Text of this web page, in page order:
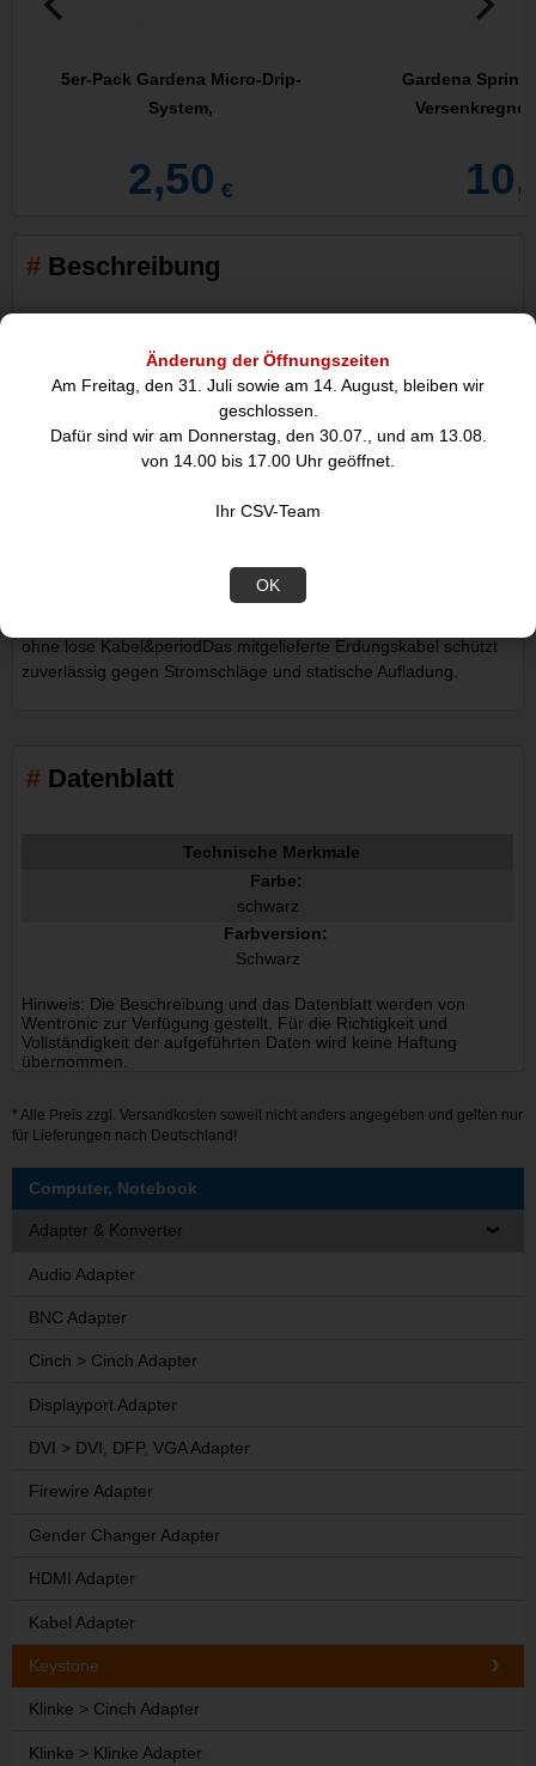
Änderung der Öffnungszeiten
Am Freitag, den 31. Juli sowie am 14. August, bleiben wir
geschlossen.
Dafür sind wir am Donnerstag, den 30.07., und am 13.08.
von 14.00 bis 17.00 Uhr geöffnet.
Ihr CSV-Team
OK
5er-Pack Gardena Micro-Drip-
System,
2,50 €
Gardena
Beschreibung
goobay 19 Zoll Keystone Patch Panel 1 HE, für 24x Keystone
Serverschrank&colonPer Kabelbinder werden die
angeschlossenen Netzwerkkabel ordentlich auf der
ohne lose Kabel&periodDas mitgelieferte Erdungskabel schützt
zuverlässig gegen Stromschläge und statische Aufladung.
Datenblatt
Technische Merkmale
Farbe:
schwarz
Farbversion:
Schwarz
Hinweis: Die Beschreibung und das Datenblatt werden von
Wentronic zur Verfügung gestellt. Für die Richtigkeit und
Vollständigkeit der aufgeführten Daten wird keine Haftung
übernommen.
* Alle Preis zzgl. Versandkosten soweit nicht anders angegeben und gelten nur
für Lieferungen nach Deutschland!
Computer, Notebook
Adapter & Konverter
Audio Adapter
BNC Adapter
Cinch > Cinch Adapter
Displayport Adapter
DVI > DVI, DFP, VGA Adapter
Firewire Adapter
Gender Changer Adapter
HDMI Adapter
Kabel Adapter
Keystone
Klinke > Cinch Adapter
Klinke > Klinke Adapter